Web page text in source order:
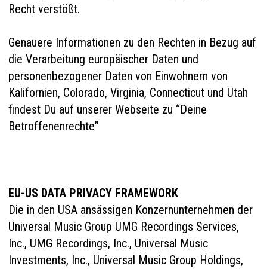
Recht verstößt.
Genauere Informationen zu den Rechten in Bezug auf
die Verarbeitung europäischer Daten und
personenbezogener Daten von Einwohnern von
Kalifornien, Colorado, Virginia, Connecticut und Utah
findest Du auf unserer Webseite zu “Deine
Betroffenenrechte”
EU-US DATA PRIVACY FRAMEWORK
Die in den USA ansässigen Konzernunternehmen der
Universal Music Group UMG Recordings Services,
Inc., UMG Recordings, Inc., Universal Music
Investments, Inc., Universal Music Group Holdings,